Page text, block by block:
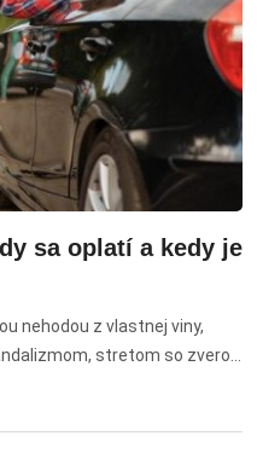
sa oplatí a kedy je
nehodou z vlastnej viny,
stretom so zverou